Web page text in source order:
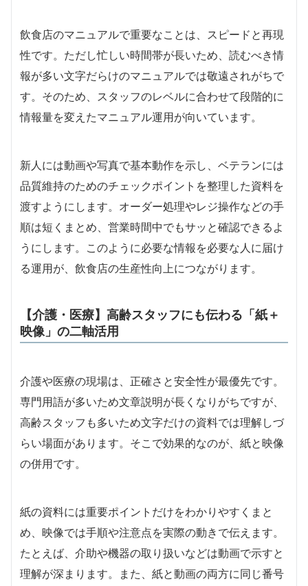
飲食店のマニュアルで重要なことは、スピードと再現
性です。ただし忙しい時間帯が長いため、読むべき情
報が多い文字だらけのマニュアルでは敬遠されがちで
す。そのため、スタッフのレベルに合わせて段階的に
情報量を変えたマニュアル運用が向いています。
新人には動画や写真で基本動作を示し、ベテランには
品質維持のためのチェックポイントを整理した資料を
渡すようにします。オーダー処理やレジ操作などの手
順は短くまとめ、営業時間中でもサッと確認できるよ
うにします。このように必要な情報を必要な人に届け
る運用が、飲食店の生産性向上につながります。
【介護・医療】高齢スタッフにも伝わる「紙＋
映像」の二軸活用
介護や医療の現場は、正確さと安全性が最優先です。
専門用語が多いため文章説明が長くなりがちですが、
高齢スタッフも多いため文字だけの資料では理解しづ
らい場面があります。そこで効果的なのが、紙と映像
の併用です。
紙の資料には重要ポイントだけをわかりやすくまと
め、映像では手順や注意点を実際の動きで伝えます。
たとえば、介助や機器の取り扱いなどは動画で示すと
理解が深まります。また、紙と動画の両方に同じ番号